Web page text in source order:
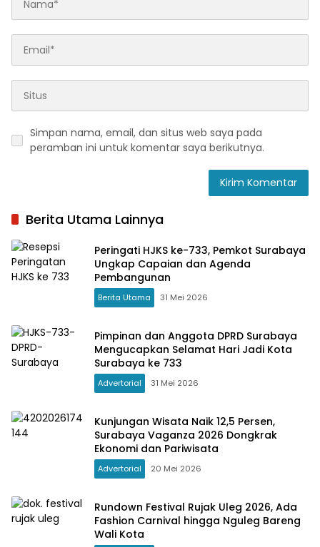
Simpan nama, email, dan situs web saya pada
peramban ini untuk komentar saya berikutnya.
Berita Utama Lainnya
Peringati HJKS ke-733, Pemkot Surabaya
Ungkap Capaian dan Agenda
Pembangunan
Berita Utama 31 Mei 2026
Pimpinan dan Anggota DPRD Surabaya
Mengucapkan Selamat Hari Jadi Kota
Surabaya ke 733
Advertorial 31 Mei 2026
Kunjungan Wisata Naik 12,5 Persen,
Surabaya Vaganza 2026 Dongkrak
Ekonomi dan Pariwisata
Advertorial 20 Mei 2026
Rundown Festival Rujak Uleg 2026, Ada
Fashion Carnival hingga Nguleg Bareng
Wali Kota